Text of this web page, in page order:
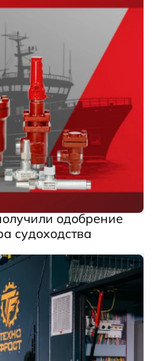
одобрение
судоходства